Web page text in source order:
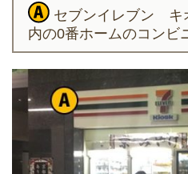
セブンイレブン キ
内の0番ホームのコンビ